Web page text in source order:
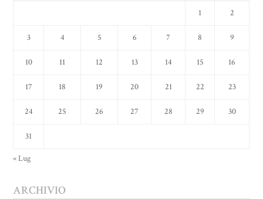
1 2
3 4 5 6 7 8 9
10 11 12 13 14 15 16
17 18 19 20 21 22 23
24 25 26 27 28 29 30
31
« Lug
ARCHIVIO